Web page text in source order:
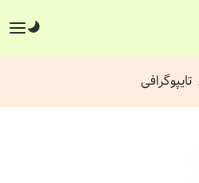
تایپوگرافی